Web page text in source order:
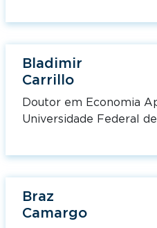
Bladimir
Carrillo
Doutor em Economia
Universidade Federal
Braz
Camargo